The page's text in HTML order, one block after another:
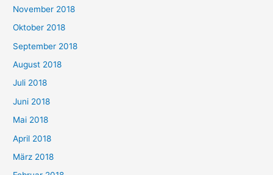
November 2018
Oktober 2018
September 2018
August 2018
Juli 2018
Juni 2018
Mai 2018
April 2018
März 2018